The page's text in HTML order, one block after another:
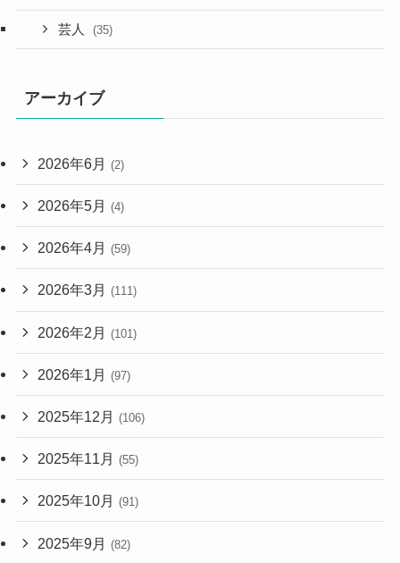
芸人 (35)
アーカイブ
2026年6月 (2)
2026年5月 (4)
2026年4月 (59)
2026年3月 (111)
2026年2月 (101)
2026年1月 (97)
2025年12月 (106)
2025年11月 (55)
2025年10月 (91)
2025年9月 (82)